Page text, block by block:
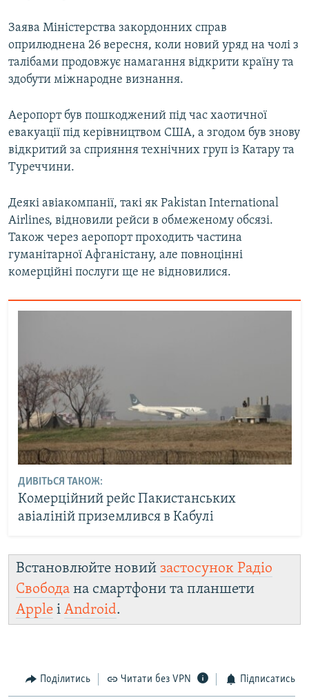
Усі сайти RFE/RL
Заява Міністерства закордонних справ
оприлюднена 26 вересня, коли новий уряд на чолі з
талібами продовжує намагання відкрити країну та
здобути міжнародне визнання.
Аеропорт був пошкоджений під час хаотичної
евакуації під керівництвом США, а згодом був знову
відкритий за сприяння технічних груп із Катару та
Туреччини.
Деякі авіакомпанії, такі як Pakistan International
Airlines, відновили рейси в обмеженому обсязі.
Також через аеропорт проходить частина
гуманітарної Афганістану, але повноцінні
комерційні послуги ще не відновилися.
ДИВІТЬСЯ ТАКОЖ:
Комерційний рейс Пакистанських
авіаліній приземлився в Кабулі
Встановлюйте новий застосунок Радіо
Свобода на смартфони та планшети
Apple і Android.
Поділитись Читати без VPN Підписатись